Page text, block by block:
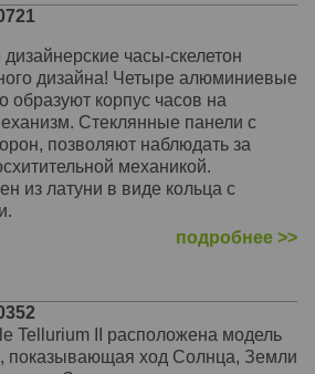
часы-скелетон
дизайна! Четыре алюминиевые
образуют корпус часов на
Стеклянные панели с
позволяют наблюдать за
механикой.
из латуни в виде кольца с
подробнее >>
Tellurium II расположена модель
показывающая ход Солнца, Земли